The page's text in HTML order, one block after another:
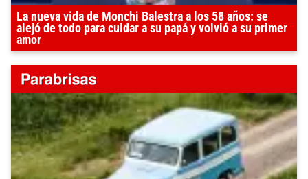
La nueva vida de Monchi Balestra a los 58 años: se
alejó de todo para cuidar a su papá y volvió a su primer
amor